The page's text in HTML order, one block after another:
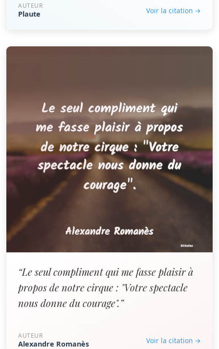
AUTEUR
Plaute Voir la citation →
“Le seul compliment qui me fasse plaisir à
propos de notre cirque : "Votre spectacle
nous donne du courage".”
AUTEUR
Alexandre Romanès Voir la citation →